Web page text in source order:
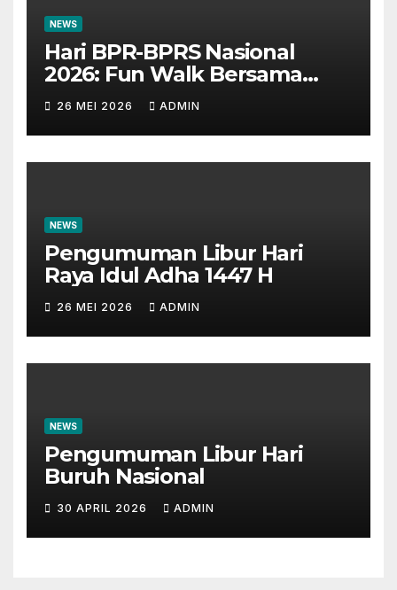
NEWS
Hari BPR-BPRS Nasional
2026: Fun Walk Bersama
Masyarakat dan Insan
Perbankan
26 MEI 2026 ADMIN
NEWS
Pengumuman Libur Hari
Raya Idul Adha 1447 H
26 MEI 2026 ADMIN
NEWS
Pengumuman Libur Hari
Buruh Nasional
30 APRIL 2026 ADMIN